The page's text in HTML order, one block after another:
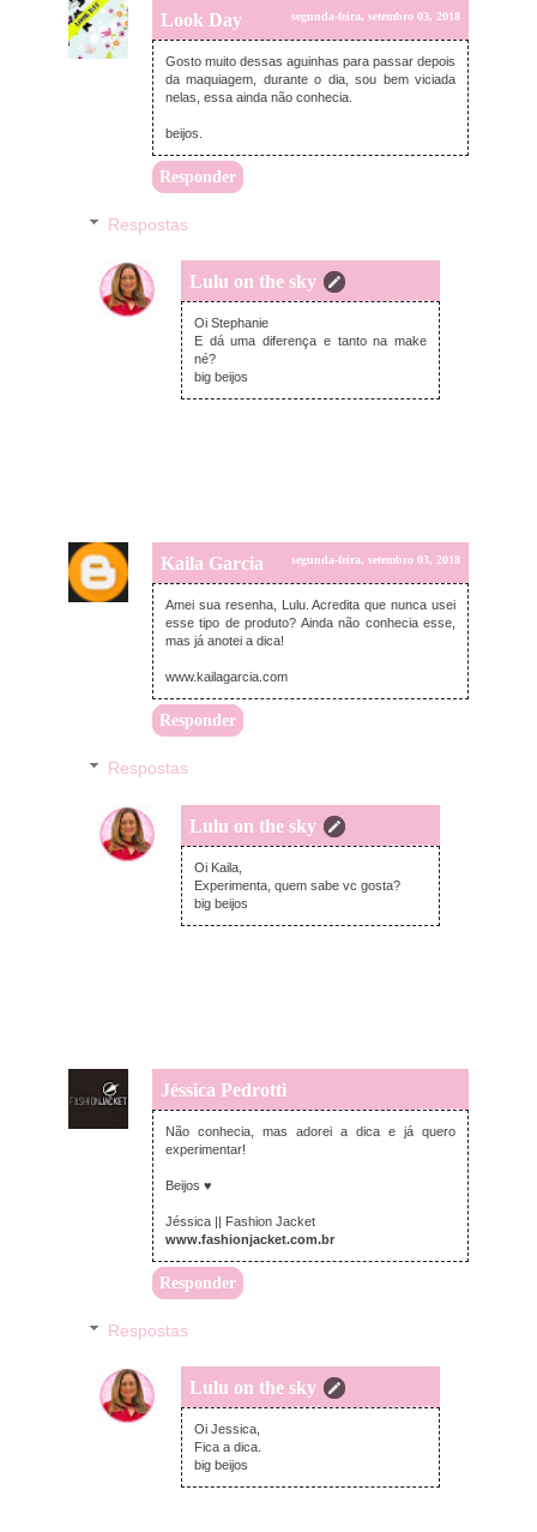
Look Day segunda-feira, setembro 03, 2018
Gosto muito dessas aguinhas para passar depois
da maquiagem, durante o dia, sou bem viciada
nelas, essa ainda não conhecia.
beijos.
Responder
Respostas
Lulu on the sky
segunda-feira, setembro 03, 2018
Oi Stephanie
E dá uma diferença e tanto na make
né?
big beijos
Kaila Garcia segunda-feira, setembro 03, 2018
Amei sua resenha, Lulu. Acredita que nunca usei
esse tipo de produto? Ainda não conhecia esse,
mas já anotei a dica!
www.kailagarcia.com
Responder
Respostas
Lulu on the sky
segunda-feira, setembro 03, 2018
Oi Kaila,
Experimenta, quem sabe vc gosta?
big beijos
Jéssica Pedrotti
segunda-feira, setembro 03, 2018
Não conhecia, mas adorei a dica e já quero
experimentar!
Beijos ♥
Jéssica || Fashion Jacket
www.fashionjacket.com.br
Responder
Respostas
Lulu on the sky
segunda-feira, setembro 03, 2018
Oi Jessica,
Fica a dica.
big beijos